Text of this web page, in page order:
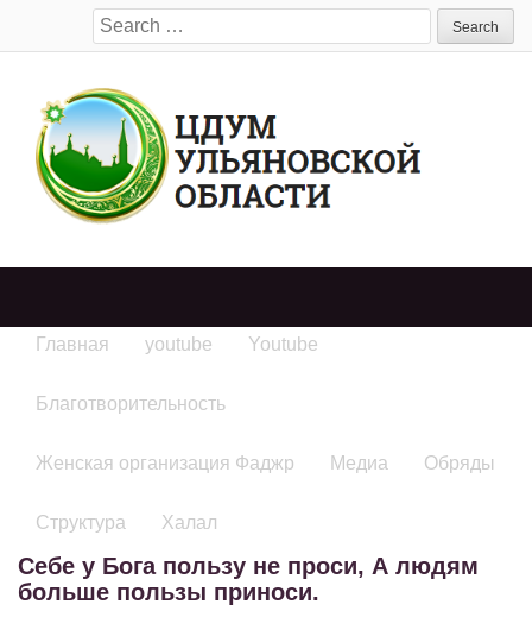
Search
for:
Главная youtube Youtube
Благотворительность
Женская организация Фаджр Медиа Обряды
Структура Халал
Себе у Бога пользу не проси, А людям
больше пользы приноси.